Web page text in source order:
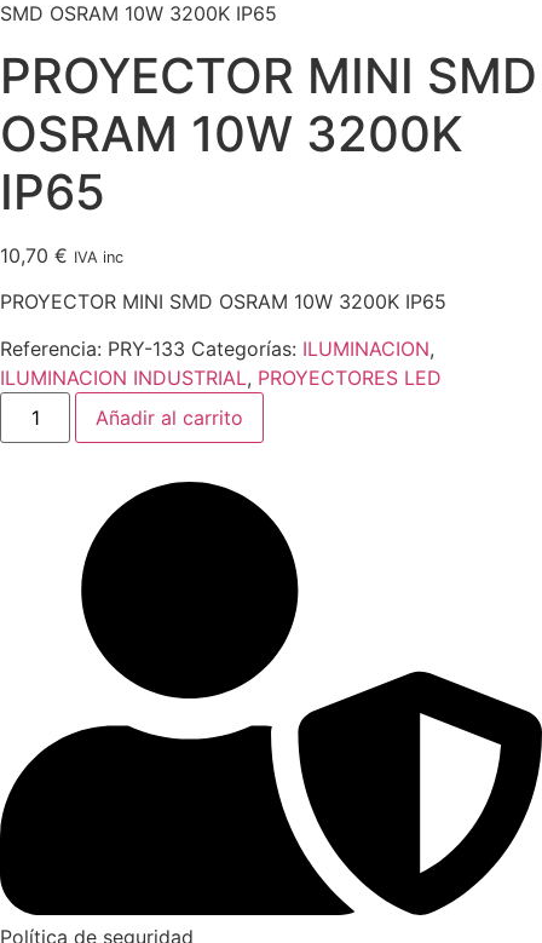
SMD OSRAM 10W 3200K IP65
PROYECTOR MINI SMD
OSRAM 10W 3200K
IP65
10,70 € IVA inc
PROYECTOR MINI SMD OSRAM 10W 3200K IP65
Referencia: PRY-133 Categorías: ILUMINACION,
ILUMINACION INDUSTRIAL, PROYECTORES LED
PROYECTOR
MINI
SMD
Añadir al carrito
Política de seguridad